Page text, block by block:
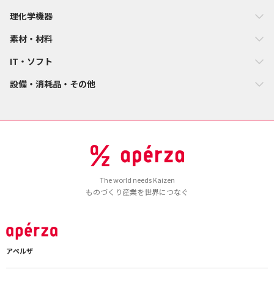
理化学機器
素材・材料
IT・ソフト
設備・消耗品・その他
The world needs Kaizen
ものづくり産業を世界につなぐ
アペルザ